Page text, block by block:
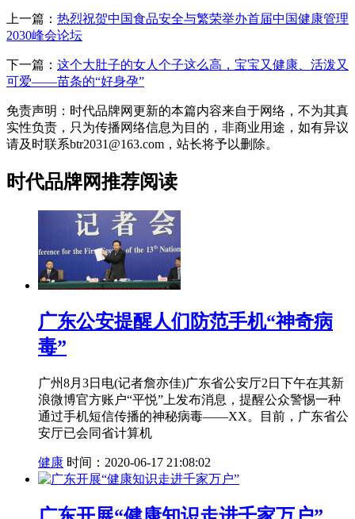
上一篇： 热烈祝贺中国食品安全与繁荣举办首届中国健康管理
2030峰会论坛
下一篇： 这个大肚子的女人个子这么高，宝宝又健康、活泼又
可爱——苗条的“好身孕”
免责声明：时代品牌网更新的本篇内容来自于网络，不为其真
实性负责，只为传播网络信息为目的，非商业用途，如有异议
请及时联系btr2031@163.com，站长将予以删除。
时代品牌网推荐阅读
广东公安提醒人们防范手机“神奇病
毒”
广州8月3日电(记者詹亦佳)广东省公安厅2日下午在其新
浪微博官方账户“平悦”上发布消息，提醒公众警惕一种
通过手机短信传播的神秘病毒——XX。目前，广东省公
安厅已会同省计算机
健康 时间：2020-06-17 21:08:02